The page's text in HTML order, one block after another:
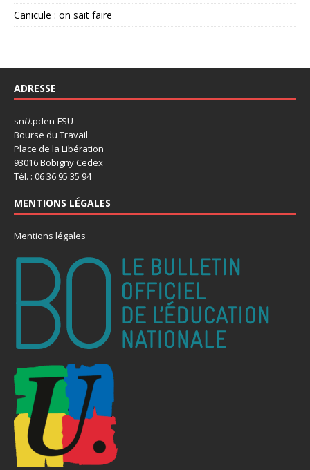
Canicule : on sait faire
ADRESSE
snU.pden-FSU
Bourse du Travail
Place de la Libération
93016 Bobigny Cedex
Tél. : 06 36 95 35 94
MENTIONS LÉGALES
Mentions légales